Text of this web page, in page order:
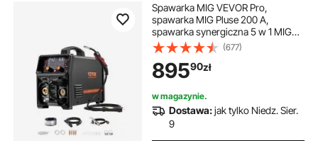
Spawarka MIG VEVOR Pro,
spawarka MIG Pluse 200 A,
spawarka synergiczna 5 w 1 MIG
Pluse, spawanie bezgazowe MIG,
spawanie gazowe MIG, spawanie
MMA i spawanie metodą Lift TIG, z
technologią inwertorową IGBT i
wyświetlaczem LCD
(677)
89590zł
w magazynie.
Dostawa:jak tylko Niedz. Sier.
9